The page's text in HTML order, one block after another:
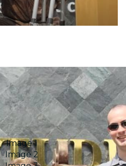
Image 1
Image 2